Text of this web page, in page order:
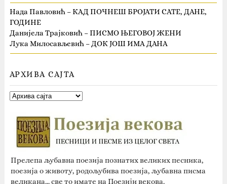
Нада Павловић – КАД ПОЧНЕШ БРОЈАТИ САТЕ, ДАНЕ,
ГОДИНЕ
Данијела Трајковић – ПИСМО ЊЕГОВОЈ ЖЕНИ
Лука Милосављевић – ДОК ЈОШ ИМА ДАНА
АРХИВА САЈТА
Прелепа љубавна поезија познатих великих песника,
поезија о животу, родољубива поезија, љубавна писма
великана... све то имате на Поезији векова.